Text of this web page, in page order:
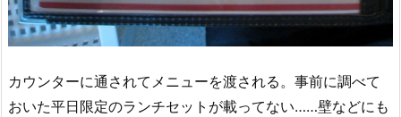
カウンターに通されてメニューを渡される。事前に調べて
おいた平日限定のランチセットが載ってない……壁などにも